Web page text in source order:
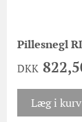
Pillesnegl
DKK
Læg i kurv